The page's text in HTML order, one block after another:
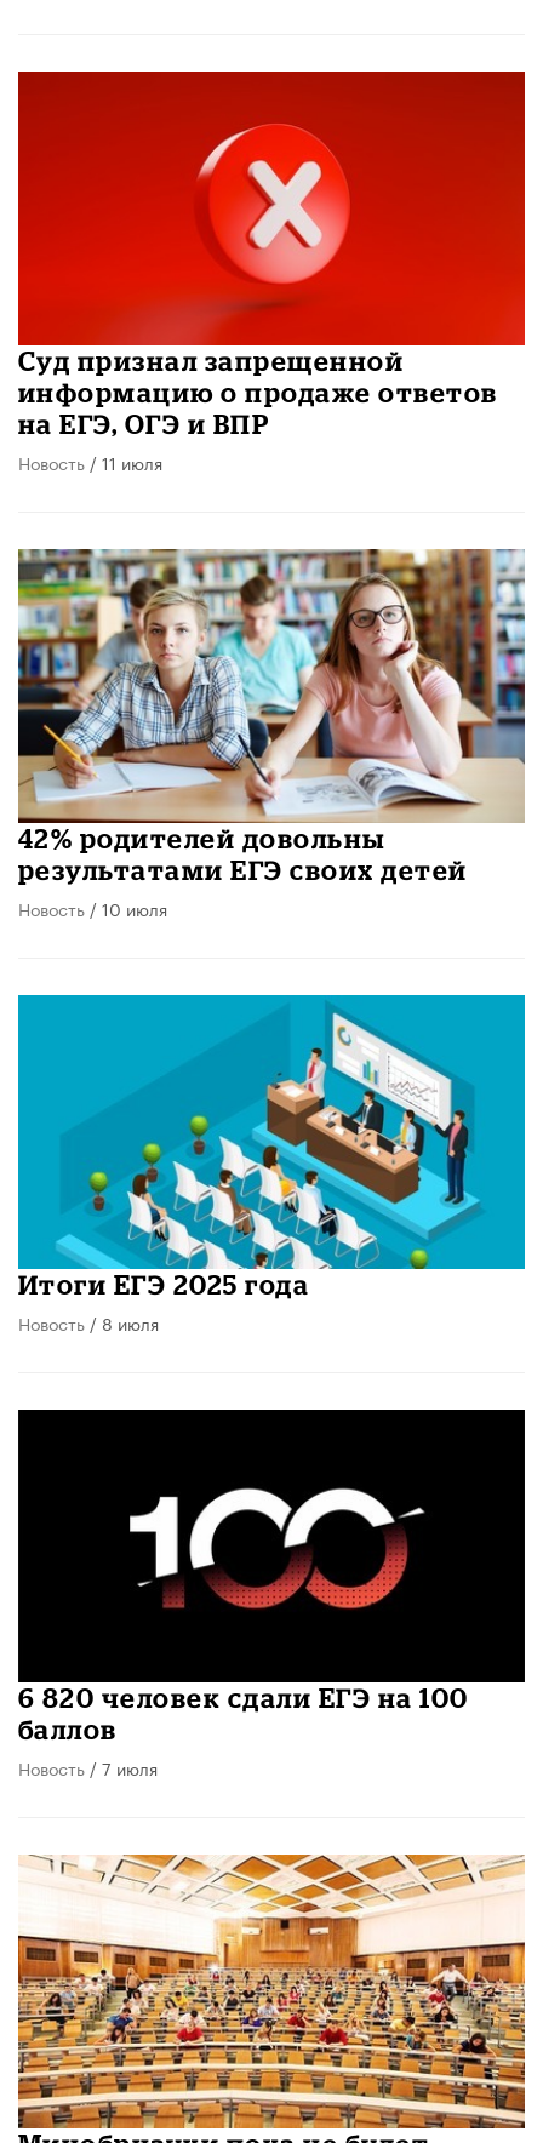
Суд признал запрещенной
информацию о продаже ответов
на ЕГЭ, ОГЭ и ВПР
Новость / 11 июля
42% родителей довольны
результатами ЕГЭ своих детей
Новость / 10 июля
Итоги ЕГЭ 2025 года
Новость / 8 июля
6 820 человек сдали ЕГЭ на 100
баллов
Новость / 7 июля